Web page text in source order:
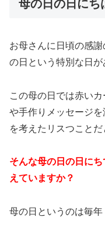
母の日の日にち
お母さんに日頃の感
の日という特別な日が
この母の日では赤い
や手作りメッセージ
を考えたリスつことだ
そんな母の日の日に
えていますか？
母の日というのは毎年